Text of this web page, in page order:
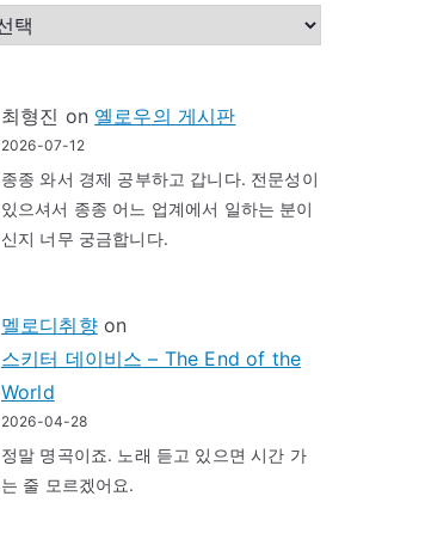
최형진 on 옐로우의 게시판
2026-07-12
종종 와서 경제 공부하고 갑니다. 전문성이
있으셔서 종종 어느 업계에서 일하는 분이
신지 너무 궁금합니다.
멜로디취향on
스키터 데이비스 – The End of the
World
2026-04-28
정말 명곡이죠. 노래 듣고 있으면 시간 가
는 줄 모르겠어요.